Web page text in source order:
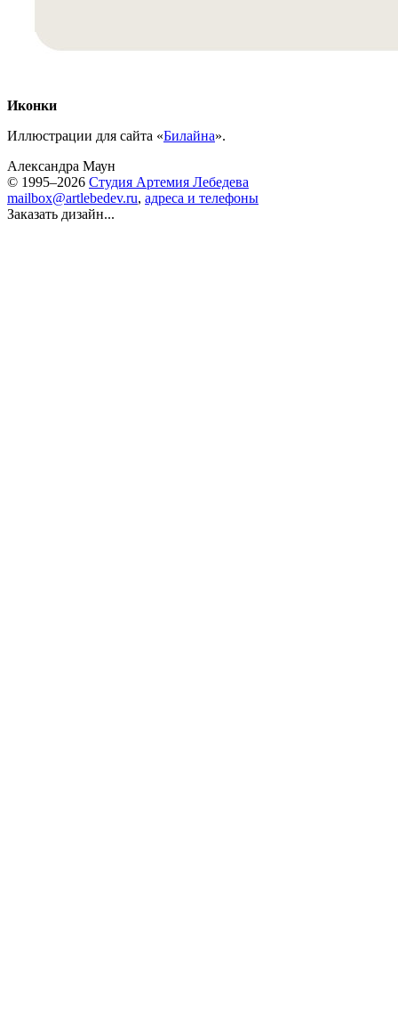
Иконки
Иллюстрации для сайта «Билайна».
Александра Маун
© 1995–2026 Студия Артемия Лебедева
mailbox@artlebedev.ru, адреса и телефоны
Заказать дизайн...